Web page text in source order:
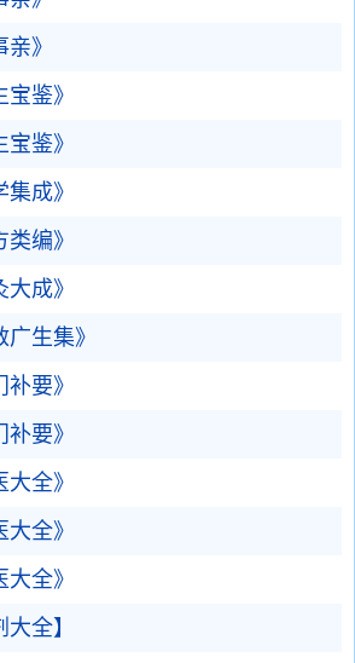
》
鉴》
鉴》
成》
编》
成》
生集》
要》
要》
全》
全》
全》
全】